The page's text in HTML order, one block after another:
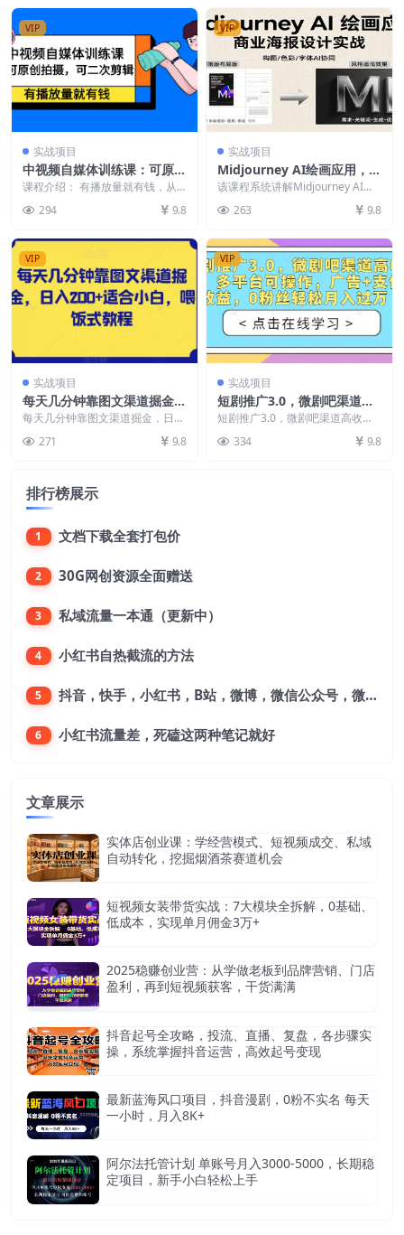
VIP
实战项目
中视频自媒体训练课：可原创
拍摄，可二次剪辑，有播放量
就有钱
课程介绍： 有播放量就有钱，从
可剪辑，按播放量收益...
294 9.8
VIP
实战项目
Midjourney AI绘画应用，关
键词指令解析、漫画头像制
作、海报设计、3D人物生成
等
该课程系统讲解Midjourney AI绘
操作到高...
263 9.8
VIP
实战项目
每天几分钟靠图文渠道掘金，
日入200+适合小白，喂饭式
每天几分钟靠图文渠道掘金，日入
秘】 介绍： 项目...
271 9.8
VIP
实战项目
短剧推广3.0，微剧吧渠道高
收益，多平台可操作，广告
+支付双收益，0粉丝轻松月
入过万【揭秘】
短剧推广3.0，微剧吧渠道高收
收益，0粉丝轻松月入...
334 9.8
排行榜展示
1 文档下载全套打包价
2 30G网创资源全面赠送
3 私域流量一本通（更新中）
4 小红书自热截流的方法
5 抖音，快手，小红书，B站，微博，微信公众号，微信视频号。每一个平台，都是不一样的机会，对应不一样的赚钱思路
6 小红书流量差，死磕这两种笔记就好
文章展示
实体店创业课：学经营模式、短视频成交、私域
自动转化，挖掘烟酒茶赛道机会
短视频女装带货实战：7大模块全拆解，0基础、
低成本，实现单月佣金3万+
2025稳赚创业营：从学做老板到品牌营销、门店
盈利，再到短视频获客，干货满满
抖音起号全攻略，投流、直播、复盘，各步骤实
操，系统掌握抖音运营，高效起号变现
最新蓝海风口项目，抖音漫剧，0粉不实名 每天
一小时，月入8K+
阿尔法托管计划 单账号月入3000-5000，长期稳
定项目，新手小白轻松上手